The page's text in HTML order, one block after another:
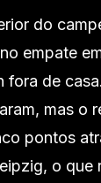
do
empate
fora de
mas o
pontos
o que